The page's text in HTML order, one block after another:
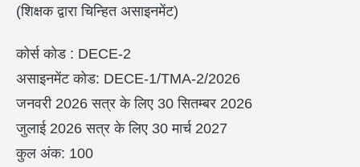
(शिक्षक द्वारा चिन्हित असाइनमेंट)
कोर्स कोड : DECE-2
असाइनमेंट कोड: DECE-1/TMA-2/2026
जनवरी 2026 सत्र के लिए 30 सितम्बर 2026
जुलाई 2026 सत्र के लिए 30 मार्च 2027
कुल अंक: 100